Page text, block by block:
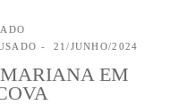
21/JUNHO/2024
EM